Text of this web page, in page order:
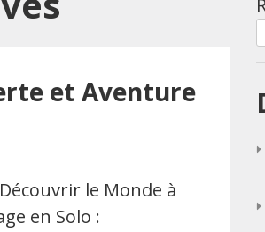
et Aventure
le Monde à
en Solo :